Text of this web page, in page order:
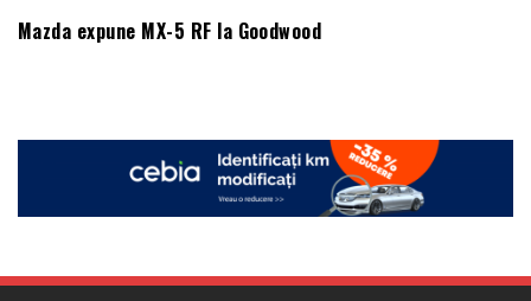
Mazda expune MX-5 RF la Goodwood